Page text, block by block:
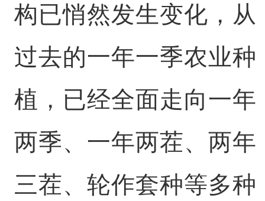
构已悄然发生变化，从
过去的一年一季农业种
植，已经全面走向一年
两季、一年两茬、两年
三茬、轮作套种等多种